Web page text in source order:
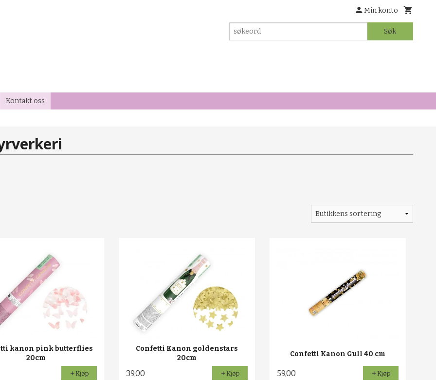
Min konto
Søk
Kontakt oss
kanon pink butterflies
20cm
Kjøp
Confetti Kanon goldenstars
20cm
39,00 Kjøp
Confetti Kanon Gull 40 cm
59,00 Kjøp